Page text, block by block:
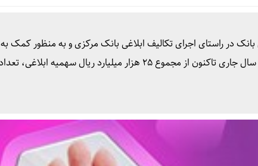
در راستای اجرای تکالیف ابلاغی بانک مرکزی و به منظور کمک به